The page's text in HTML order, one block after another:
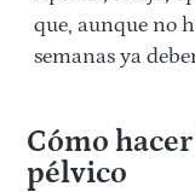
que, aunque no
semanas ya
Cómo
pélvico